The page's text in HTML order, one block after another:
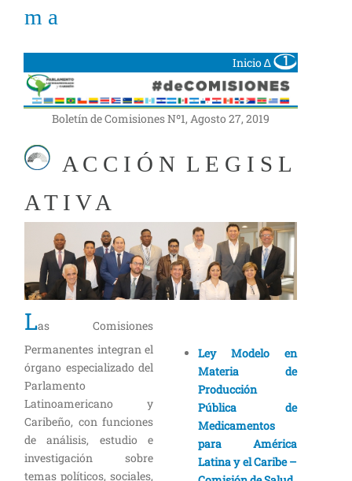
m a
Inicio ∆
Boletín de Comisiones Nº1, Agosto 27, 2019
A C C I Ó N L E G I S L
A T I V A
Las Comisiones
Permanentes integran el
órgano especializado del
Parlamento
Latinoamericano y
Caribeño, con funciones
de análisis, estudio e
investigación sobre
temas políticos, sociales,
Ley Modelo en
Materia de
Producción
Pública de
Medicamentos
para América
Latina y el Caribe –